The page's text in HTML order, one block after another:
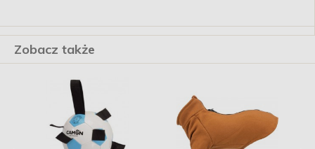
Zobacz także